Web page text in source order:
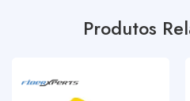
Produtos